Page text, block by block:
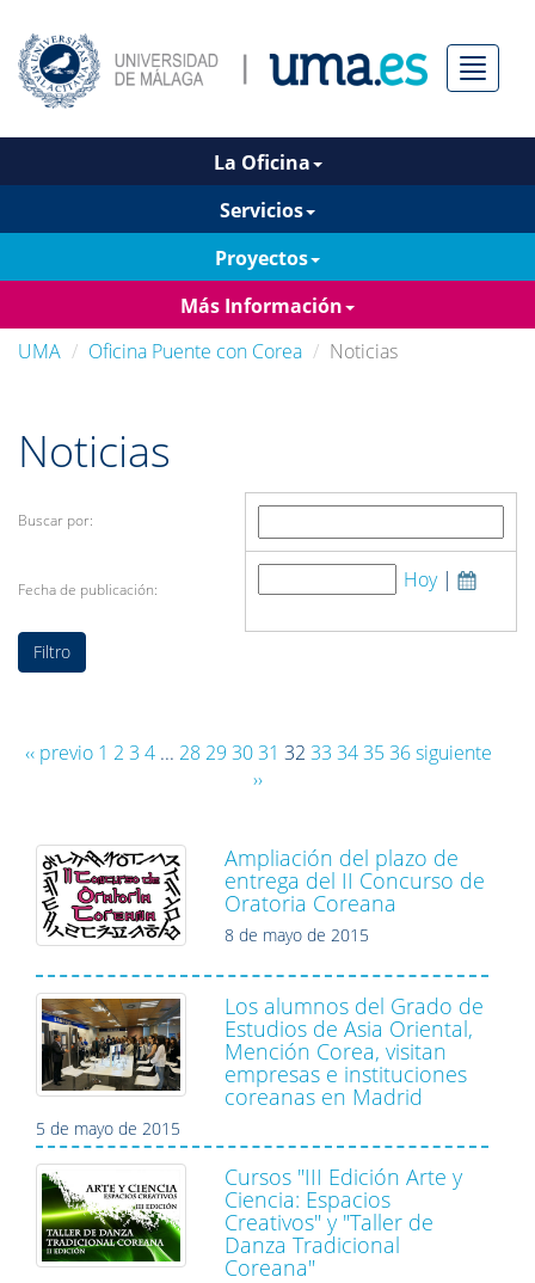
Menú
La Oficina
Servicios
Proyectos
Más Información
UMA
Oficina Puente con Corea Noticias
Noticias
Buscar por:
Fecha de publicación: Hoy|
‹‹ previo 1 2 3 4... 28 29 30 31 32 33 34 35 36 siguiente
››
Ampliación del plazo de
entrega del II Concurso de
Oratoria Coreana
8 de mayo de 2015
Los alumnos del Grado de
Estudios de Asia Oriental,
Mención Corea, visitan
empresas e instituciones
coreanas en Madrid
5 de mayo de 2015
Cursos "III Edición Arte y
Ciencia: Espacios
Creativos" y "Taller de
Danza Tradicional
Coreana"